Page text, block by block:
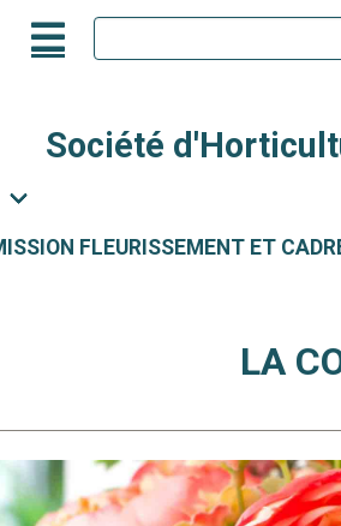
Société
FLEURISSEMENT ET
LA